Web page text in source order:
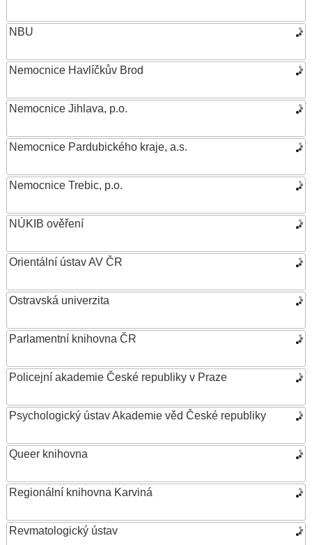
NBU
Nemocnice Havlíčkův Brod
Nemocnice Jihlava, p.o.
Nemocnice Pardubického kraje, a.s.
Nemocnice Trebic, p.o.
NÚKIB ověření
Orientální ústav AV ČR
Ostravská univerzita
Parlamentní knihovna ČR
Policejní akademie České republiky v Praze
Psychologický ústav Akademie věd České republiky
Queer knihovna
Regionální knihovna Karviná
Revmatologický ústav